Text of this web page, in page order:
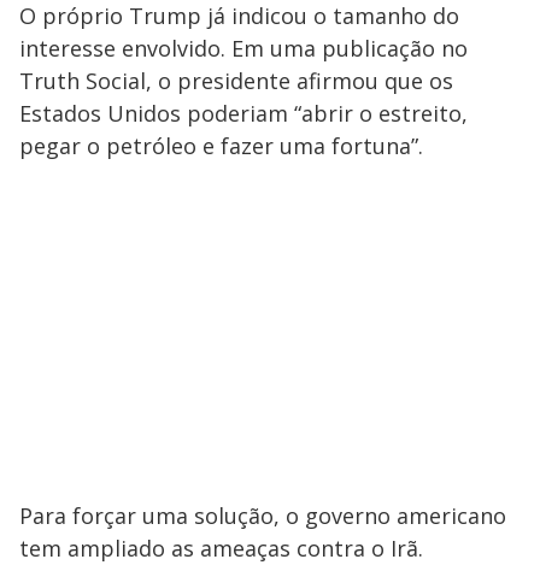
O próprio Trump já indicou o tamanho do
interesse envolvido. Em uma publicação no
Truth Social, o presidente afirmou que os
Estados Unidos poderiam “abrir o estreito,
pegar o petróleo e fazer uma fortuna”.
Para forçar uma solução, o governo americano
tem ampliado as ameaças contra o Irã.